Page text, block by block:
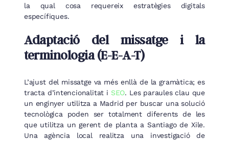
la qual cosa requereix estratègies digitals
específiques.
Adaptació del missatge i la
terminologia (E-E-A-T)
L’ajust del missatge va més enllà de la gramàtica; es
tracta d’intencionalitat i SEO. Les paraules clau que
un enginyer utilitza a Madrid per buscar una solució
tecnològica poden ser totalment diferents de les
que utilitza un gerent de planta a Santiago de Xile.
Una agència local realitza una investigació de